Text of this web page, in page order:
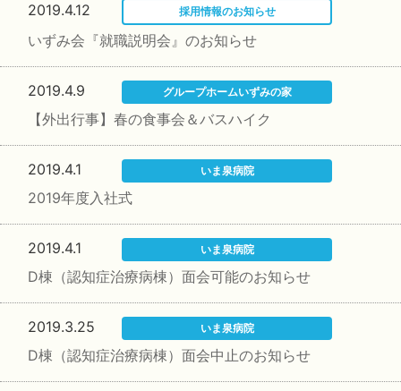
2019.4.12 採用情報のお知らせ
いずみ会『就職説明会』のお知らせ
2019.4.9 グループホームいずみの家
【外出行事】春の食事会＆バスハイク
2019.4.1 いま泉病院
2019年度入社式
2019.4.1 いま泉病院
D棟（認知症治療病棟）面会可能のお知らせ
2019.3.25 いま泉病院
D棟（認知症治療病棟）面会中止のお知らせ